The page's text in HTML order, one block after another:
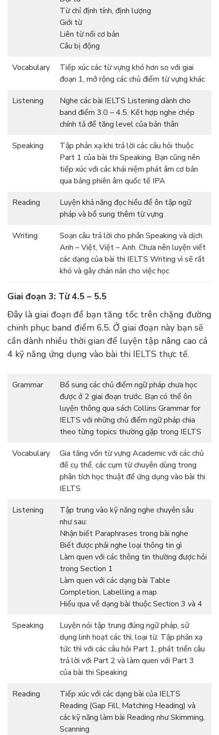
Từ chỉ định tính, định lượng
Giới từ
Liên từ nối cơ bản
Câu bị động
Vocabulary
Tiếp xúc các từ vựng khó hơn so với giai
đoạn 1, mở rộng các chủ điểm từ vựng khác
Listening
Nghe các bài IELTS Listening dành cho
band điểm 3.0 – 4.5. Kết hợp nghe chép
chính tả để tăng level của bản thân
Speaking
Tập phản xạ khi trả lời các câu hỏi thuộc
Part 1 của bài thi Speaking. Bạn cũng nên
tiếp xúc với các khái niệm phát âm cơ bản
qua bảng phiên âm quốc tế IPA
Reading
Luyện khả năng đọc hiểu để ôn tập ngữ
pháp và bổ sung thêm từ vựng
Writing
Soạn câu trả lời cho phần Speaking và dịch
Anh – Việt, Việt – Anh. Chưa nên luyện viết
các dạng của bài thi IELTS Writing vì sẽ rất
khó và gây chán nản cho việc học
Giai đoạn 3: Từ 4.5 – 5.5
Đây là giai đoạn để bạn tăng tốc trên chặng đường
chinh phục band điểm 6.5. Ở giai đoạn này bạn sẽ
cần dành nhiều thời gian để luyện tập nâng cao cả
4 kỹ năng ứng dụng vào bài thi IELTS thực tế.
Grammar
Bổ sung các chủ điểm ngữ pháp chưa học
được ở 2 giai đoạn trước. Bạn có thể ôn
luyện thông qua sách Collins Grammar for
IELTS với những chủ điểm ngữ pháp chia
theo từng topics thường gặp trong IELTS
Vocabulary
Gia tăng vốn từ vựng Academic với các chủ
đề cụ thể, các cụm từ chuyên dùng trong
phân tích học thuật để ứng dụng vào bài thi
IELTS
Listening
Tập trung vào kỹ năng nghe chuyên sâu
như sau:
Nhận biết Paraphrases trong bài nghe
Biết được phải nghe loại thông tin gì
Làm quen với các thông tin thường được hỏi
trong Section 1
Làm quen với các dạng bài Table
Completion, Labelling a map
Hiểu qua về dạng bài thuộc Section 3 và 4
Speaking
Luyện nói tập trung đúng ngữ pháp, sử
dụng linh hoạt các thì, loại từ. Tập phản xạ
tức thì với các câu hỏi Part 1, phát triển câu
trả lời với Part 2 và làm quen với Part 3
của bài thi Speaking
Reading
Tiếp xúc với các dạng bài của IELTS
Reading (Gap Fill, Matching Heading) và
các kỹ năng làm bài Reading như Skimming,
Scanning